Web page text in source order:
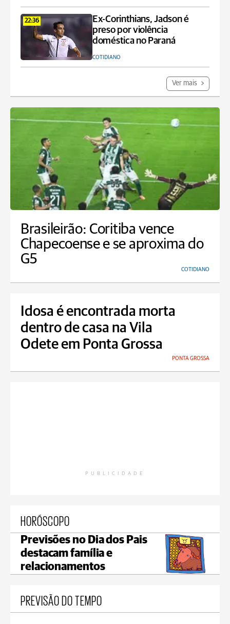
22:36
Ex-Corinthians, Jadson é
preso por violência
doméstica no Paraná
COTIDIANO
Ver mais
Brasileirão: Coritiba vence
Chapecoense e se aproxima do
G5
COTIDIANO
Idosa é encontrada morta
dentro de casa na Vila
Odete em Ponta Grossa
PONTA GROSSA
PUBLICIDADE
HORÓSCOPO
Previsões no Dia dos Pais
destacam família e
relacionamentos
PREVISÃO DO TEMPO